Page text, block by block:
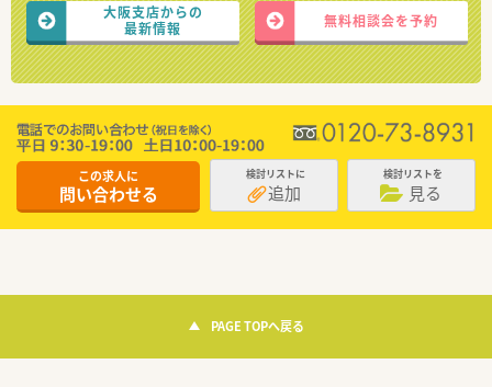
大阪支店からの
最新情報
無料相談会を予約
この求人に
問い合わせる
検討リストに
追加
検討リストを
見る
PAGE TOPへ戻る